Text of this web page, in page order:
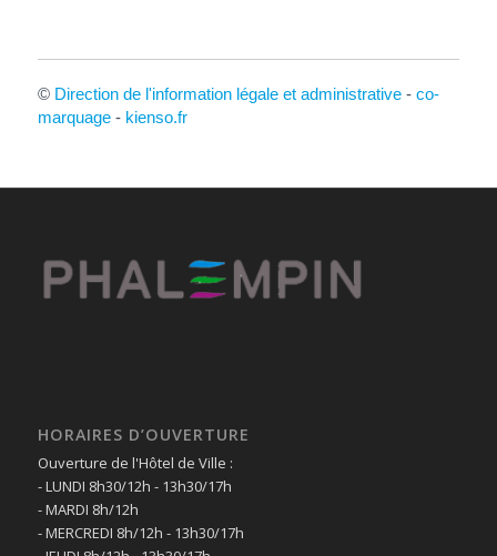
© Direction de l'information légale et administrative- co-
marquage- kienso.fr
HORAIRES D’OUVERTURE
Ouverture de l'Hôtel de Ville :
- LUNDI 8h30/12h - 13h30/17h
- MARDI 8h/12h
- MERCREDI 8h/12h - 13h30/17h